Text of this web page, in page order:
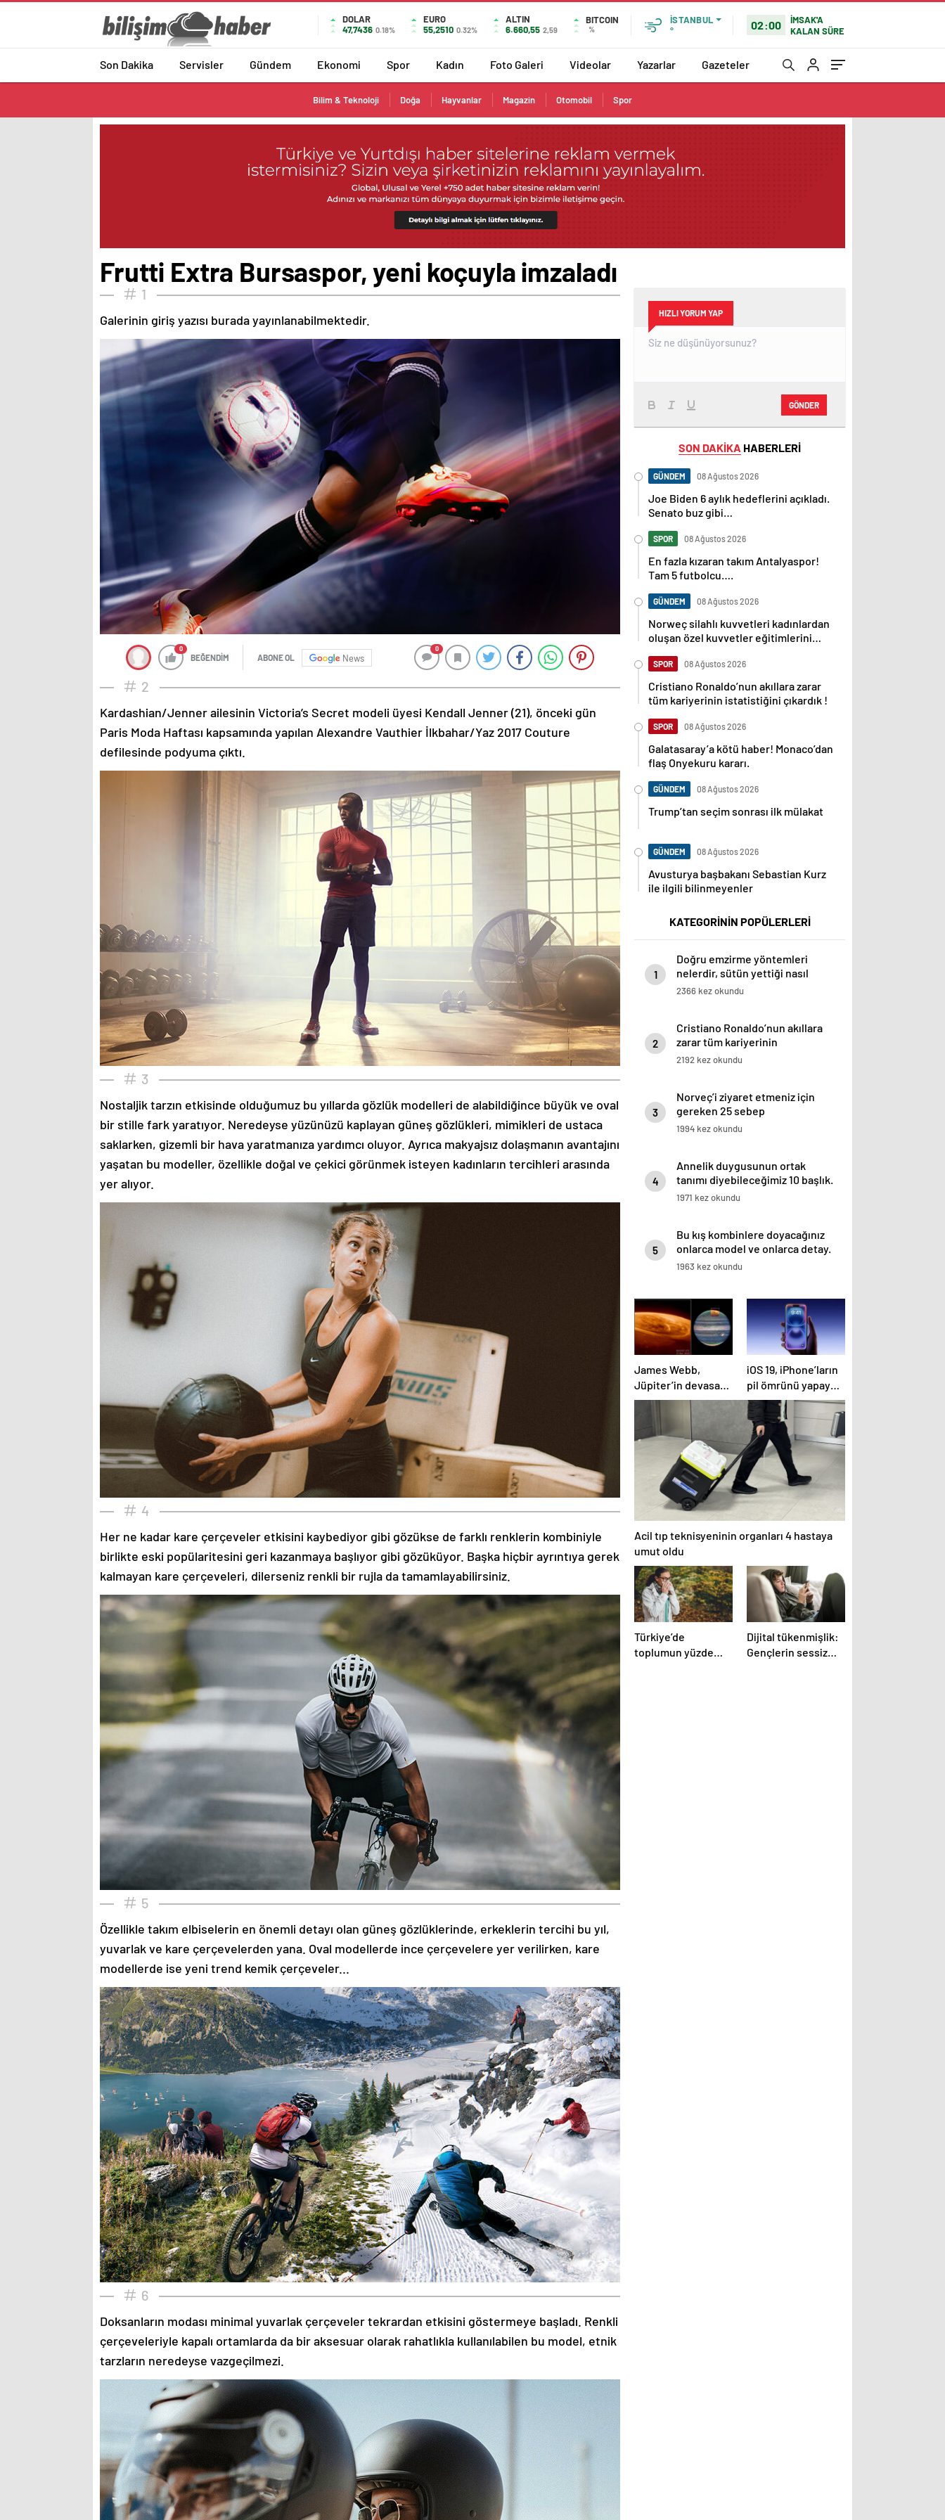
DOLAR
47,7436 0.18%
EURO
55,2510 0.32%
ALTIN
6.660,55 2,59
BITCOIN
%
İSTANBUL
°
02:00
İMSAK'A
KALAN SÜRE
Son Dakika Servisler Gündem Ekonomi Spor Kadın Foto Galeri Videolar Yazarlar Gazeteler
Bilim & Teknoloji Doğa Hayvanlar Magazin Otomobil Spor
Frutti Extra Bursaspor, yeni koçuyla imzaladı
1
Galerinin giriş yazısı burada yayınlanabilmektedir.
0
BEĞENDİM ABONE OL News
0
2
Kardashian/Jenner ailesinin Victoria’s Secret modeli üyesi Kendall Jenner (21), önceki gün
Paris Moda Haftası kapsamında yapılan Alexandre Vauthier İlkbahar/Yaz 2017 Couture
defilesinde podyuma çıktı.
3
Nostaljik tarzın etkisinde olduğumuz bu yıllarda gözlük modelleri de alabildiğince büyük ve oval
bir stille fark yaratıyor. Neredeyse yüzünüzü kaplayan güneş gözlükleri, mimikleri de ustaca
saklarken, gizemli bir hava yaratmanıza yardımcı oluyor. Ayrıca makyajsız dolaşmanın avantajını
yaşatan bu modeller, özellikle doğal ve çekici görünmek isteyen kadınların tercihleri arasında
yer alıyor.
4
Her ne kadar kare çerçeveler etkisini kaybediyor gibi gözükse de farklı renklerin kombiniyle
birlikte eski popülaritesini geri kazanmaya başlıyor gibi gözüküyor. Başka hiçbir ayrıntıya gerek
kalmayan kare çerçeveleri, dilerseniz renkli bir rujla da tamamlayabilirsiniz.
5
Özellikle takım elbiselerin en önemli detayı olan güneş gözlüklerinde, erkeklerin tercihi bu yıl,
yuvarlak ve kare çerçevelerden yana. Oval modellerde ince çerçevelere yer verilirken, kare
modellerde ise yeni trend kemik çerçeveler...
6
Doksanların modası minimal yuvarlak çerçeveler tekrardan etkisini göstermeye başladı. Renkli
çerçeveleriyle kapalı ortamlarda da bir aksesuar olarak rahatlıkla kullanılabilen bu model, etnik
tarzların neredeyse vazgeçilmezi.
HIZLI YORUM YAP
GÖNDER
SON DAKİKA HABERLERİ
GÜNDEM 08 Ağustos 2026
Joe Biden 6 aylık hedeflerini açıkladı.
Senato buz gibi…
SPOR 08 Ağustos 2026
En fazla kızaran takım Antalyaspor!
Tam 5 futbolcu….
GÜNDEM 08 Ağustos 2026
Norweç silahlı kuvvetleri kadınlardan
oluşan özel kuvvetler eğitimlerini
SPOR 08 Ağustos 2026
Cristiano Ronaldo’nun akıllara zarar
tüm kariyerinin istatistiğini çıkardık !
SPOR 08 Ağustos 2026
Galatasaray’a kötü haber! Monaco’dan
flaş Onyekuru kararı.
GÜNDEM 08 Ağustos 2026
Trump’tan seçim sonrası ilk mülakat
GÜNDEM 08 Ağustos 2026
Avusturya başbakanı Sebastian Kurz
ile ilgili bilinmeyenler
KATEGORİNİN POPÜLERLERİ
1
Doğru emzirme yöntemleri
nelerdir, sütün yettiği nasıl
anlaşılır?
2366 kez okundu
2
Cristiano Ronaldo’nun akıllara
zarar tüm kariyerinin
istatistiğini çıkardık !
2192 kez okundu
3
Norveç’i ziyaret etmeniz için
gereken 25 sebep
1994 kez okundu
4
Annelik duygusunun ortak
tanımı diyebileceğimiz 10 başlık.
1971 kez okundu
5
Bu kış kombinlere doyacağınız
onlarca model ve onlarca detay.
1963 kez okundu
James Webb,
Jüpiter’in devasa
mega auroralarını
görüntüledi
iOS 19, iPhone’ların
pil ömrünü yapay
zeka ile artıracak
Acil tıp teknisyeninin organları 4 hastaya
umut oldu
Türkiye’de
toplumun yüzde
Dijital tükenmişlik:
Gençlerin sessiz